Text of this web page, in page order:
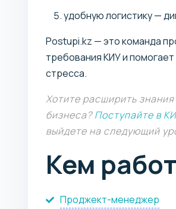
удобную логистику —
Postupi.kz — это команда
требования КИУ и
стресса.
Хотите расширить
бизнеса?Поступайте в
выйдете на следующий
Кем
Проджект-менеджер